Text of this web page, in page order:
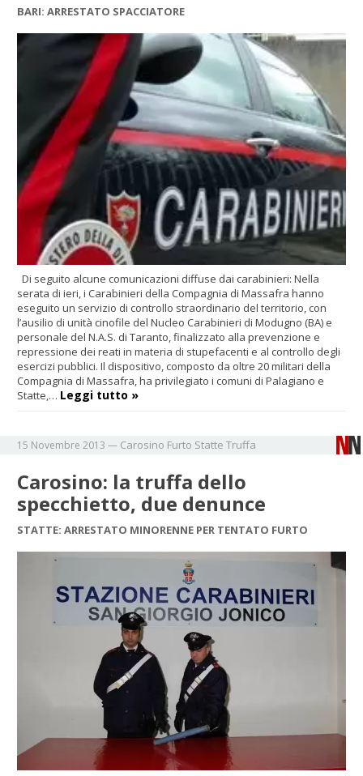
BARI: ARRESTATO SPACCIATORE
Di seguito alcune comunicazioni diffuse dai carabinieri: Nella
serata di ieri, i Carabinieri della Compagnia di Massafra hanno
eseguito un servizio di controllo straordinario del territorio, con
l’ausilio di unità cinofile del Nucleo Carabinieri di Modugno (BA) e
personale del N.A.S. di Taranto, finalizzato alla prevenzione e
repressione dei reati in materia di stupefacenti e al controllo degli
esercizi pubblici. Il dispositivo, composto da oltre 20 militari della
Compagnia di Massafra, ha privilegiato i comuni di Palagiano e
Statte,… Leggi tutto »
15 Novembre 2013 — Carosino Furto Statte Truffa
Carosino: la truffa dello
specchietto, due denunce
STATTE: ARRESTATO MINORENNE PER TENTATO FURTO